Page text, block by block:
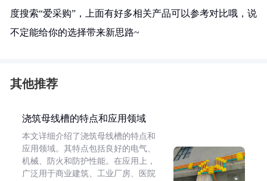
度搜索“爱采购”，上面有好多相关产品可以参考对比哦，说
不定能给你的选择带来新思路~
其他推荐
浇筑母线槽的特点和应用领域
本文详细介绍了浇筑母线槽的特点和
应用领域。其特点包括良好的电气、
机械、防火和防护性能。在应用上，
广泛用于商业建筑、工业厂房、医院